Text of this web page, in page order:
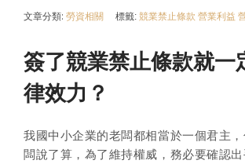
文章分類: 勞資相關 標籤: 競業禁止條款 營業利益
簽了競業禁止條款就一
律效力？
我國中小企業的老闆都相當於一個君主
闆說了算，為了維持權威，務必要確認